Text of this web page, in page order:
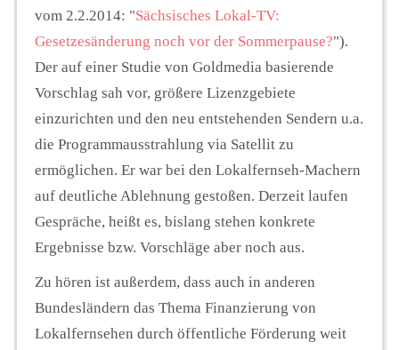
vom 2.2.2014: "Sächsisches Lokal-TV:
Gesetzesänderung noch vor der Sommerpause?").
Der auf einer Studie von Goldmedia basierende
Vorschlag sah vor, größere Lizenzgebiete
einzurichten und den neu entstehenden Sendern u.a.
die Programmausstrahlung via Satellit zu
ermöglichen. Er war bei den Lokalfernseh-Machern
auf deutliche Ablehnung gestoßen. Derzeit laufen
Gespräche, heißt es, bislang stehen konkrete
Ergebnisse bzw. Vorschläge aber noch aus.
Zu hören ist außerdem, dass auch in anderen
Bundesländern das Thema Finanzierung von
Lokalfernsehen durch öffentliche Förderung weit